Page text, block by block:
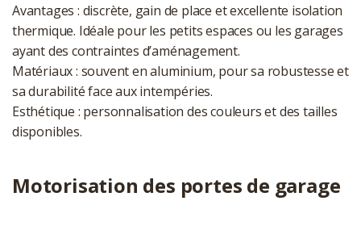
Avantages : discrète, gain de place et excellente isolation
thermique. Idéale pour les petits espaces ou les garages
ayant des contraintes d’aménagement.
Matériaux : souvent en aluminium, pour sa robustesse et
sa durabilité face aux intempéries.
Esthétique : personnalisation des couleurs et des tailles
disponibles.
Motorisation des portes de garage